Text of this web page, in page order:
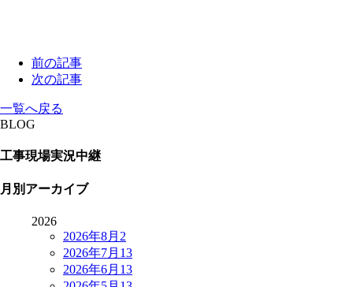
前の記事
次の記事
一覧へ戻る
BLOG
工事現場実況中継
月別アーカイブ
2026
2026年8月 2
2026年7月 13
2026年6月 13